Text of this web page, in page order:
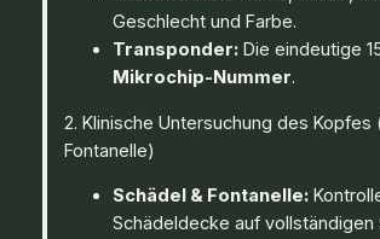
Geschlecht und Farbe.
Transponder: Die eindeutige
Mikrochip-Nummer.
2. Klinische Untersuchung des Kopfes
Fontanelle)
Schädel & Fontanelle:
Schädeldecke auf vollständigen